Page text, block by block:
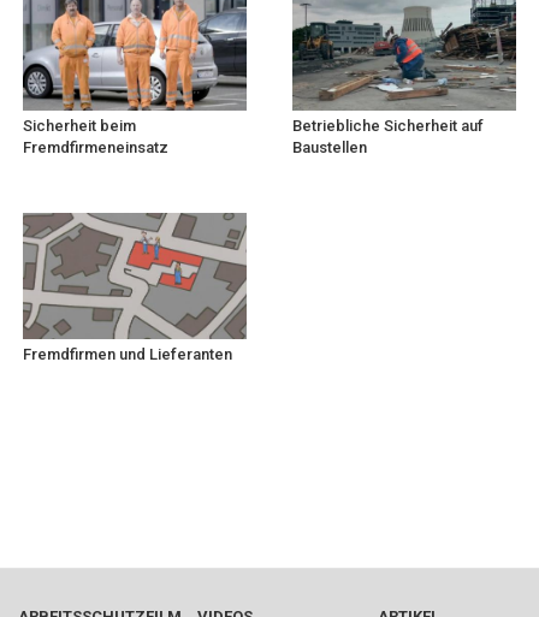
Sicherheit beim
Fremdfirmeneinsatz
Betriebliche Sicherheit auf
Baustellen
Fremdfirmen und Lieferanten